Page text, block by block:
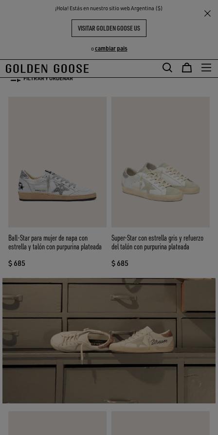
¡Hola! Estás en nuestro sitio web Argentina ($)
VISITAR GOLDEN GOOSE US
ocambiar pais
THE
COMMUNITY
CO-CREATION PARA ELLA
CO-CREATION PARA ELLA
FILTRAR Y ORDENAR
Ball-Star para mujer de napa con
estrella y talón con purpurina plateada
$ 685
Super-Star con estrella gris y refuerzo
del talón con purpurina plateada
$ 685